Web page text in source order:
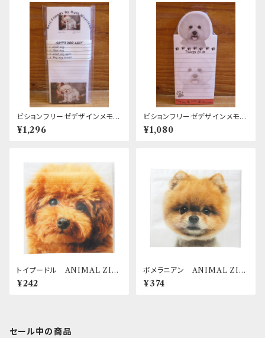
ビションフリーゼデザインメモパ
ッド Aタイプ
¥1,296
ビションフリーゼデザインメモパ
ッド Bタイプ
¥1,080
トイプードル ANIMAL ZIP
BAG
¥242
ポメラニアン ANIMAL ZIP
BAG
¥374
セール中の商品